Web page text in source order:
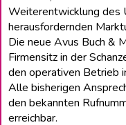
Weiterentwicklung des
herausfordernden
Die neue Avus Buch &
Firmensitz in der
den operativen Betrieb
Alle bisherigen
den bekannten
erreichbar.